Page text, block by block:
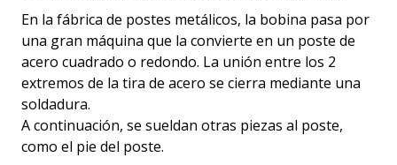
En la fábrica de postes metálicos, la bobina pasa por
una gran máquina que la convierte en un poste de
acero cuadrado o redondo. La unión entre los 2
extremos de la tira de acero se cierra mediante una
soldadura.
A continuación, se sueldan otras piezas al poste,
como el pie del poste.